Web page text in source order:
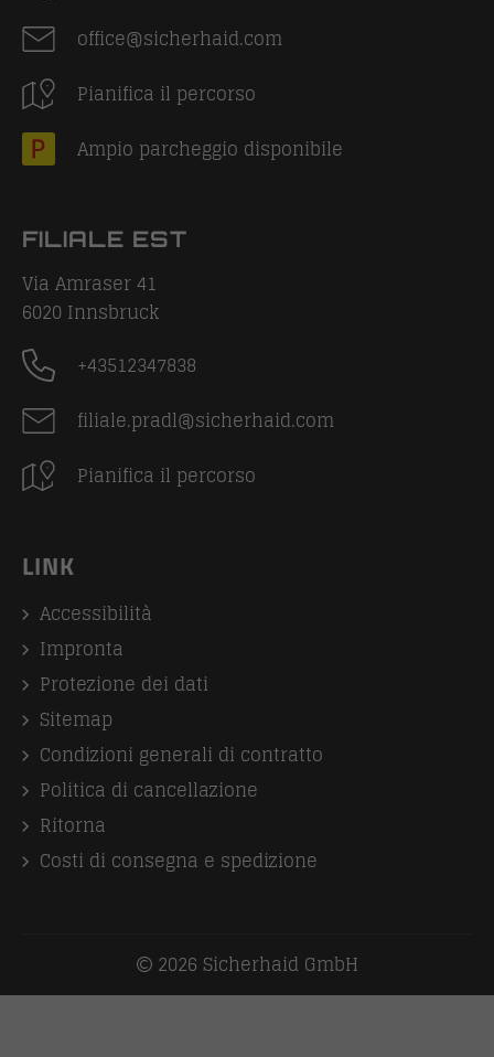
office@sicherhaid.com
Pianifica il percorso
Ampio parcheggio disponibile
FILIALE EST
Via Amraser 41
6020 Innsbruck
+43512347838
filiale.pradl@sicherhaid.com
Pianifica il percorso
LINK
Accessibilità
Impronta
Protezione dei dati
Sitemap
Condizioni generali di contratto
Politica di cancellazione
Ritorna
Costi di consegna e spedizione
2026 Sicherhaid GmbH